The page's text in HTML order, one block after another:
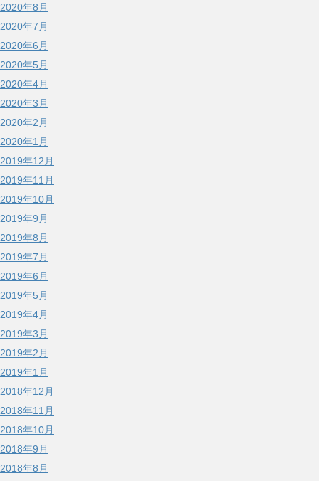
2020年8月
2020年7月
2020年6月
2020年5月
2020年4月
2020年3月
2020年2月
2020年1月
2019年12月
2019年11月
2019年10月
2019年9月
2019年8月
2019年7月
2019年6月
2019年5月
2019年4月
2019年3月
2019年2月
2019年1月
2018年12月
2018年11月
2018年10月
2018年9月
2018年8月